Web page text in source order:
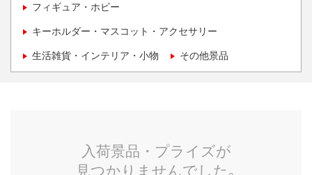
フィギュア・ホビー
キーホルダー・マスコット・アクセサリー
生活雑貨・インテリア・小物 その他景品